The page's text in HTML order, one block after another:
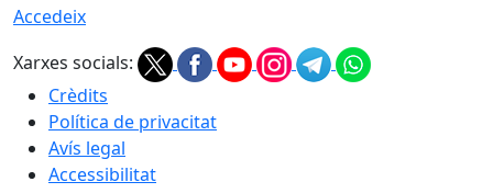
Accedeix
Xarxes socials:
Crèdits
Política de privacitat
Avís legal
Accessibilitat